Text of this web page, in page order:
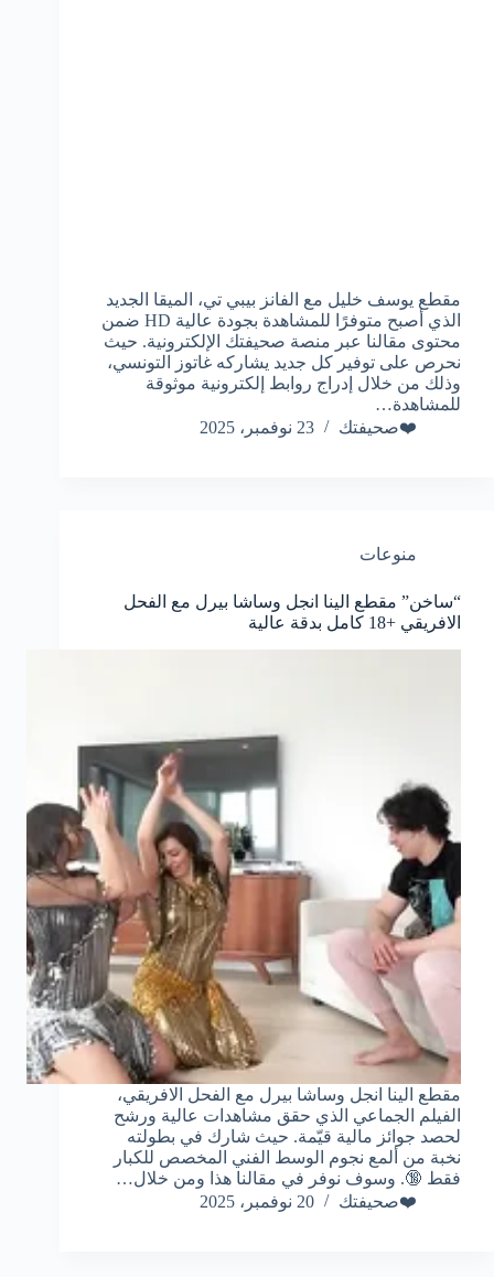
مقطع يوسف خليل مع الفانز بيبي تي، الميقا الجديد
الذي أصبح متوفرًا للمشاهدة بجودة عالية HD ضمن
محتوى مقالنا عبر منصة صحيفتك الإلكترونية. حيث
نحرص على توفير كل جديد يشاركه غاتوز التونسي،
وذلك من خلال إدراج روابط إلكترونية موثوقة
للمشاهدة…
❤️صحيفتك
23 نوفمبر، 2025
منوعات
“ساخن” مقطع الينا انجل وساشا بيرل مع الفحل
الافريقي +18 كامل بدقة عالية
مقطع الينا انجل وساشا بيرل مع الفحل الافريقي،
الفيلم الجماعي الذي حقق مشاهدات عالية ورشح
لحصد جوائز مالية قيّمة. حيث شارك في بطولته
نخبة من ألمع نجوم الوسط الفني المخصص للكبار
فقط 🔞. وسوف نوفر في مقالنا هذا ومن خلال…
❤️صحيفتك
20 نوفمبر، 2025